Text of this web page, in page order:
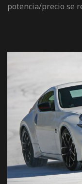
potencia/precio se